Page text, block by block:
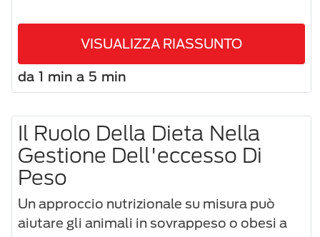
VISUALIZZA RIASSUNTO
da 1 min a 5 min
Il Ruolo Della Dieta Nella
Gestione Dell'eccesso Di
Peso
Un approccio nutrizionale su misura può
aiutare gli animali in sovrappeso o obesi a